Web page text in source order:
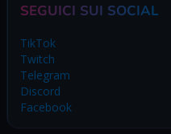
SEGUICI SUI SOCIAL
TikTok
Twitch
Telegram
Discord
Facebook